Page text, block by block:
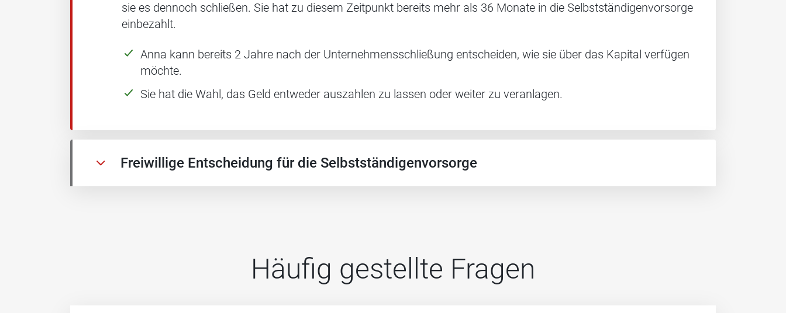
sie es dennoch schließen. Sie hat zu diesem Zeitpunkt bereits mehr als 36 Monate in die Selbstständigenvorsorge
einbezahlt.
Anna kann bereits 2 Jahre nach der Unternehmensschließung entscheiden, wie sie über das Kapital verfügen
möchte.
Sie hat die Wahl, das Geld entweder auszahlen zu lassen oder weiter zu veranlagen.
Freiwillige Entscheidung für die Selbstständigenvorsorge
Häufig gestellte Fragen